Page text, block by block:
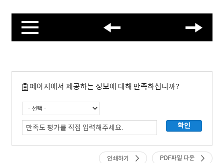
페이지에서 제공하는 정보에 대해 만족하십니까?
PDF파일 다운
인쇄하기